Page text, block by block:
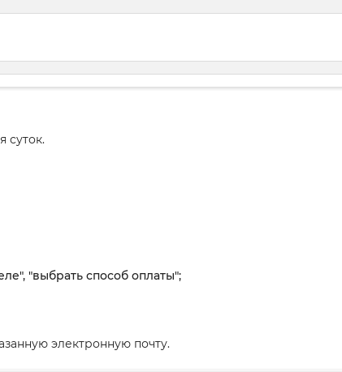
суток.
"выбрать способ оплаты";
электронную почту.